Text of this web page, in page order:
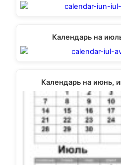
Календарь на
Календарь на июнь,